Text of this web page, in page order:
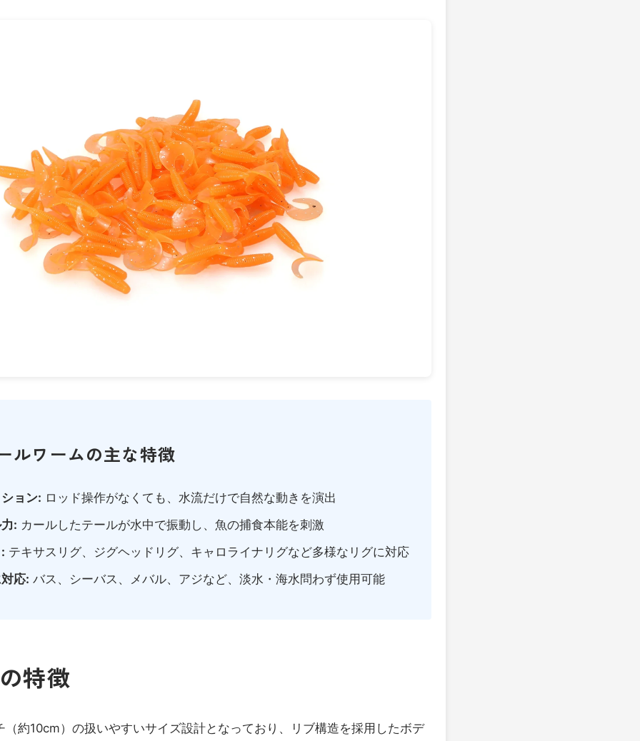
ルワームの主な特徴
ョン: ロッド操作がなくても、水流だけで自然な動きを演出
: カールしたテールが水中で振動し、魚の捕食本能を刺激
テキサスリグ、ジグヘッドリグ、キャロライナリグなど多様なリグに対応
応: バス、シーバス、メバル、アジなど、淡水・海水問わず使用可能
特徴
約10cm）の扱いやすいサイズ設計となっており、リブ構造を採用したボデ